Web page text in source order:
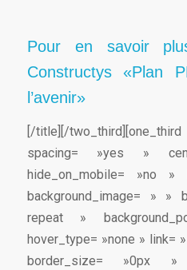
Pour en savoir
Constructys «Plan
l’avenir»
[/title][/
spacing= »yes »
hide_on_mobile= »no »
background_image= » »
repeat »
hover_type= »none » link=
border_size= »0px